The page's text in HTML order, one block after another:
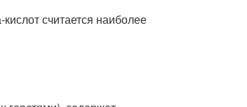
считается наиболее